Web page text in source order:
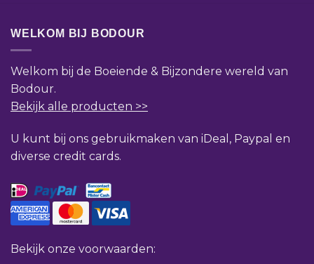
WELKOM BIJ BODOUR
Welkom bij de Boeiende & Bijzondere wereld van
Bodour.
Bekijk alle producten >>
U kunt bij ons gebruikmaken van iDeal, Paypal en
diverse credit cards.
Bekijk onze voorwaarden: